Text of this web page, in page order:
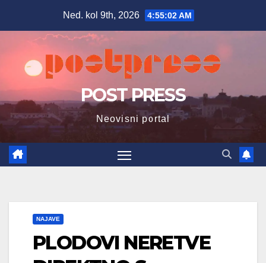
Ned. kol 9th, 2026 4:55:03 AM
POST PRESS
Neovisni portal
NAJAVE
PLODOVI NERETVE